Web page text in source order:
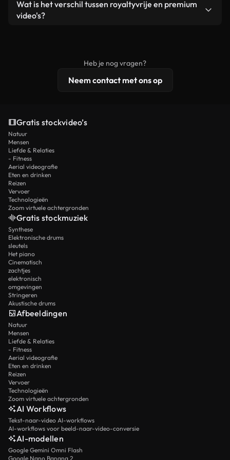
een losstaand product.
remixen. Zorg er wel voor dat het eindproduct
Wat is het verschil tussen royaltyvrije en premium
video's?
licentiebescherming omvat.
Heb je nog vragen?
Neem contact met ons op
Gratis stockvideo’s
Natuur
Mensen
Liefde & Relaties
- Fitness
Aerial videografie
Eten en drinken
Reizen
Vervoer
Technologieën
Zoom virtuele achtergronden
Gratis stockmuziek
Synthese
Elektronische drums
sleutels
Het piano
Cinematisch
zachtjes
elektronisch
omgevingen
Stringeren
Akustische drums
Afbeeldingen
Natuur
Mensen
Liefde & Relaties
- Fitness
Aerial videografie
Eten en drinken
Reizen
Vervoer
Technologieën
Zoom virtuele achtergronden
AI Workflows
Tekst-naar-video AI-workflows
AI-workflows voor beeld-naar-video-conversie
AI-modellen
Google Gemini Omni Flash
Google Nano Banana 2